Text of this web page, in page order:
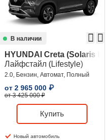
+ Advanced)
В наличии
HYUNDAI Creta (Solaris
Лайфстайл (Lifestyle)
2.0, Бензин, Автомат, Полный
от 2 965 000 ₽
от 3 425 000 ₽
Купить
Новый автомобиль